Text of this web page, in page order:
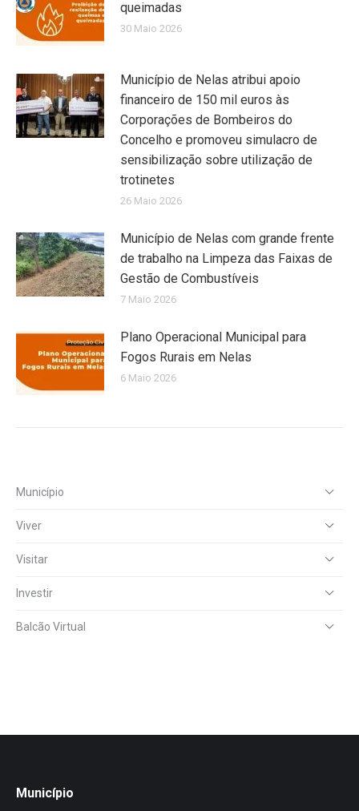
queimadas
30 Maio 2026
Município de Nelas atribui apoio
financeiro de 150 mil euros às
Corporações de Bombeiros do
Concelho e promoveu simulacro de
sensibilização sobre utilização de
trotinetes
26 Maio 2026
Município de Nelas com grande frente
de trabalho na Limpeza das Faixas de
Gestão de Combustíveis
7 Maio 2026
Plano Operacional Municipal para
Fogos Rurais em Nelas
6 Maio 2026
Município
Viver
Visitar
Investir
Balcão Virtual
Município